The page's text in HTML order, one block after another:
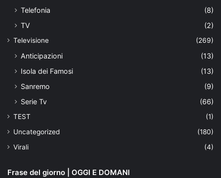
Telefonia
(8)
TV
(2)
Televisione (269)
Anticipazioni
(13)
Isola dei Famosi
(13)
Sanremo
(9)
Serie Tv
(66)
TEST
(1)
Uncategorized
(180)
Virali
(4)
Frase del giorno | OGGI E DOMANI